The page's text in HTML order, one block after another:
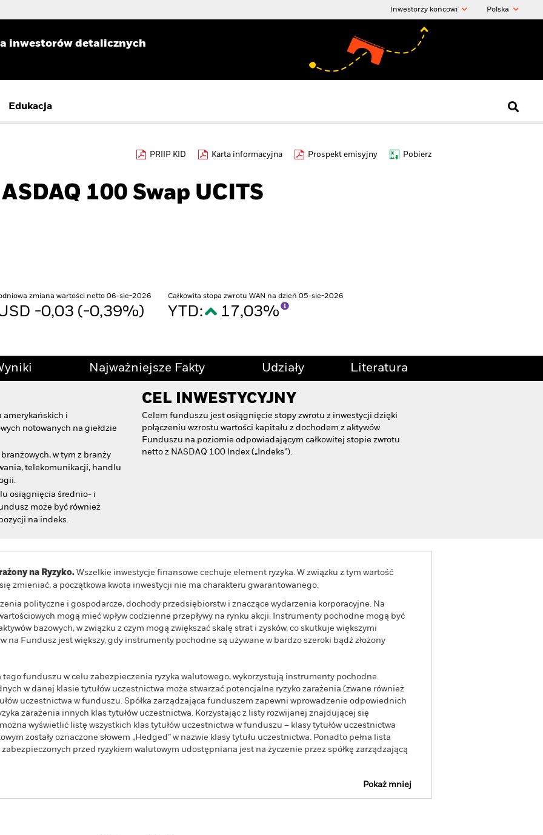
Inwestorzy końcowi Polska
inwestorów detalicznych
Edukacja
PRIIP KID Karta informacyjna Prospekt emisyjny Pobierz
100 Swap UCITS
zmiana wartości netto 06-sie-2026
-0,03 (-0,39%)
Całkowita stopa zwrotu WAN na dzień 05-sie-2026
YTD: 17,03%
Najważniejsze Fakty Udziały Literatura
amerykańskich i
notowanych na giełdzie
w tym z branży
telekomunikacji, handlu
osiągnięcia średnio- i
może być również
na indeks.
CEL INWESTYCYJNY
Celem funduszu jest osiągnięcie stopy zwrotu z inwestycji dzięki
połączeniu wzrostu wartości kapitału z dochodem z aktywów
Funduszu na poziomie odpowiadającym całkowitej stopie zwrotu
netto z NASDAQ 100 Index („Indeks”).
na Ryzyko. Wszelkie inwestycje finansowe cechuje element ryzyka. W związku z tym wartość
zmieniać, a początkowa kwota inwestycji nie ma charakteru gwarantowanego.
polityczne i gospodarcze, dochody przedsiębiorstw i znaczące wydarzenia korporacyjne. Na
mogą mieć wpływ codzienne przepływy na rynku akcji. Instrumenty pochodne mogą być
bazowych, w związku z czym mogą zwiększać skalę strat i zysków, co skutkuje większymi
na Fundusz jest większy, gdy instrumenty pochodne są używane w bardzo szeroki bądź złożony
tego funduszu w celu zabezpieczenia ryzyka walutowego, wykorzystują instrumenty pochodne.
w danej klasie tytułów uczestnictwa może stwarzać potencjalne ryzyko zarażenia (zwane również
uczestnictwa w funduszu. Spółka zarządzająca funduszem zapewni wprowadzenie odpowiednich
zarażenia innych klas tytułów uczestnictwa. Korzystając z listy rozwijanej znajdującej się
wyświetlić listę wszystkich klas tytułów uczestnictwa w funduszu – klasy tytułów uczestnictwa
zostały oznaczone słowem „Hedged” w nazwie klasy tytułu uczestnictwa. Ponadto pełna lista
przed ryzykiem walutowym udostępniana jest na życzenie przez spółkę zarządzającą
Pokaż mniej